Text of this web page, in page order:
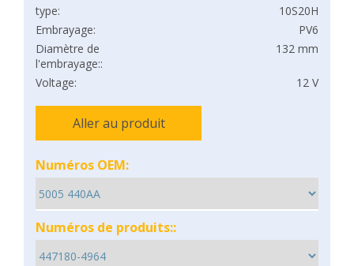
type:
10S20H
Embrayage:
PV6
Diamètre de
l'embrayage::
132 mm
Voltage: 12 V
Aller au produit
Numéros OEM:
Numéros de produits::